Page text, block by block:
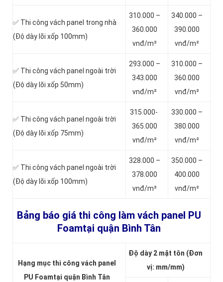
✅ Thi công vách panel trong nhà
(Độ dày lõi xốp 100mm)
310.000 –
360.000
vnđ/m²
340.000 –
390.000
vnđ/m²
✅ Thi công vách panel ngoài trời
(Độ dày lõi xốp 50mm)
293.000 –
343.000
vnđ/m²
310.000 –
360.000
vnđ/m²
✅ Thi công vách panel ngoài trời
(Độ dày lõi xốp 75mm)
315.000-
365.000
vnđ/m²
330.000 –
380.000
vnđ/m²
✅ Thi công vách panel ngoài trời
(Độ dày lõi xốp 100mm)
328.000 –
378.000
vnđ/m²
350.000 –
400.000
vnđ/m²
Bảng báo giá thi công làm vách panel PU
Foamtại quận Bình Tân
Hạng mục thi công vách panel
PU Foamtại quận Bình Tân
Độ dày 2 mặt tôn (Đơn
vị: mm/mm)